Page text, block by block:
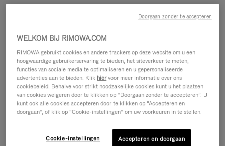
WELKOM BIJ RIMOWA.COM
RIMOWA gebruikt cookies en andere trackers op deze website om u een
hoogwaardige gebruikerservaring te bieden, het siteverkeer te meten,
functies van sociale media te optimaliseren en u gepersonaliseerde
advertenties aan te bieden. Klik hiervoor meer informatie over ons
cookiebeleid. Behalve voor strikt noodzakelijke cookies kunt u het plaatsen
van cookies weigeren door te klikken op “Doorgaan zonder te accepteren”. U
kunt ook alle cookies accepteren door te klikken op “Accepteren en
doorgaan”, of klik op “Cookie-instellingen” om uw voorkeuren in te stellen.
Cookie-instellingen Accepteren en doorgaan
Doorgaan zonder te accepteren